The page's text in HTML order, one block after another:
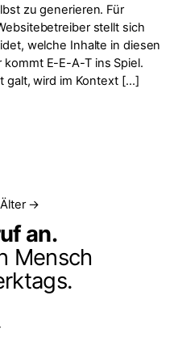
zu generieren. Für
stellt sich
welche Inhalte in diesen
E-E-A-T ins Spiel.
galt, wird im Kontext […]
der Beiträge
Älter →
an.
Mensch